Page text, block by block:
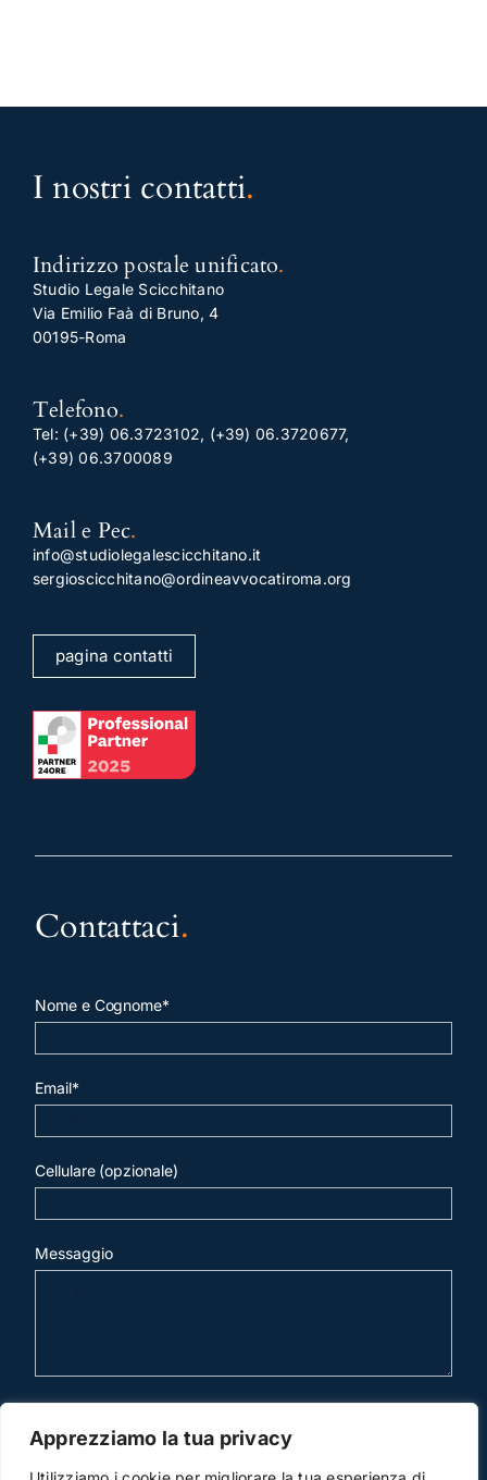
Apprezziamo la tua privacy
I nostri contatti.
Indirizzo postale unificato.
Studio Legale Scicchitano
Via Emilio Faà di Bruno, 4
00195-Roma
Telefono.
Tel: (+39) 06.3723102, (+39) 06.3720677,
(+39) 06.3700089
Mail e Pec.
info@studiolegalescicchitano.it
sergioscicchitano@ordineavvocatiroma.org
pagina contatti
Contattaci.
Nome e Cognome*
Email*
Cellulare (opzionale)
Messaggio
invia mail